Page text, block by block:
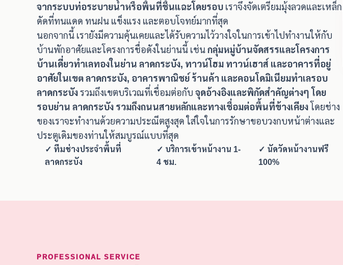
จากระบบท่อระบายน้ำหรือพื้นที่ชื้นแฉะโดยรอบ เราจึงจัดเตรียมมุ้งลวดและเหล็ก
ดัดที่ทนแดด ทนฝน แข็งแรง และตอบโจทย์มากที่สุด
นอกจากนี้ เรายังมีความคุ้นเคยและได้รับความไว้วางใจในการเข้าไปทำงานให้กับ
บ้านพักอาศัยและโครงการชื่อดังในย่านนี้ เช่นกลุ่มหมู่บ้านจัดสรรและโครงการ
บ้านเดี่ยวทำเลทองในย่าน ลาดกระบัง, ทาวน์โฮม ทาวน์เฮาส์ และอาคารที่อยู่
อาศัยในเขต ลาดกระบัง, อาคารพาณิชย์ ร้านค้า และคอนโดมิเนียมทำเลรอบ
ลาดกระบังรวมถึงเขตบริเวณที่เชื่อมต่อกับ จุดอ้างอิงและพิกัดสำคัญต่างๆ โดย
รอบย่าน ลาดกระบัง รวมถึงถนนสายหลักและทางเชื่อมต่อพื้นที่ข้างเคียงโดยช่าง
ของเราจะทำงานด้วยความประณีตสูงสุด ใส่ใจในการรักษาขอบวงกบหน้าต่างและ
ประตูเดิมของท่านให้สมบูรณ์แบบที่สุด
✓ ทีมช่างประจำพื้นที่
ลาดกระบัง
✓ บริการเข้าหน้างาน 1-
4 ชม.
✓ นัดวัดหน้างานฟรี
100%
PROFESSIONAL SERVICE